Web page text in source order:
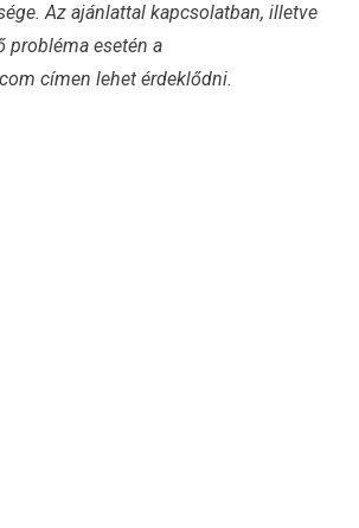
Az ajánlattal kapcsolatban, illetve
probléma esetén a
címen lehet érdeklődni.